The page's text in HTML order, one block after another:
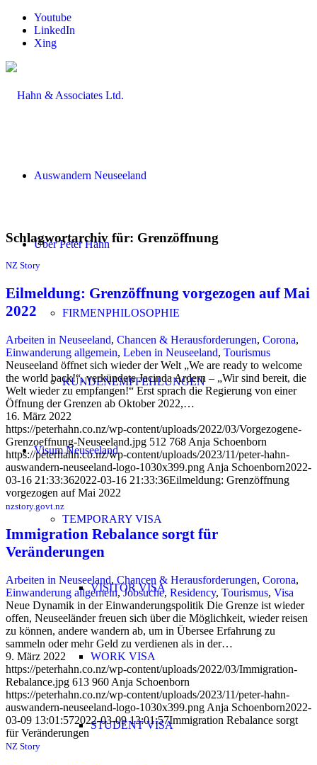
Youtube
LinkedIn
Xing
Auswandern Neuseeland
Über Peter Hahn
FIRMENPHILOSOPHIE
KUNDENEMPFEHLUNGEN
Visum Neuseeland
TEMPORARY VISA
VISITOR VISA
WORK VISA
STUDENT VISA
Schlagwortarchiv für: Grenzöffnung
NZ Story
Eilmeldung: Grenzöffnung vorgezogen auf Mai
2022
Arbeiten in Neuseeland, Chancen & Herausforderungen, Corona,
Einwanderung allgemein, Leben in Neuseeland, Tourismus
Neuseeland öffnet sich wieder der Welt „We are ready to welcome
the world back!“, verkündete Jacinda Ardern – „Wir sind bereit, die
Welt wieder zu empfangen!“ Erst sprach die Regierung von einer
Öffnung der Grenzen ab Oktober 2022,…
16. März 2022
https://peterhahn.co.nz/wp-content/uploads/2022/03/Vorgezogene-
Grenzoeffnung-Neuseeland.jpg 512 768 Anja Schoenborn
https://peterhahn.co.nz/wp-content/uploads/2023/11/peter-hahn-
auswandern-neuseeland-logo-1030x399.png Anja Schoenborn2022-
03-16 21:33:362022-03-16 21:33:36Eilmeldung: Grenzöffnung
vorgezogen auf Mai 2022
nzstory.govt.nz
Immigration Rebalance sorgt für
Veränderungen
Arbeiten in Neuseeland, Chancen & Herausforderungen, Corona,
Einwanderung allgemein,Jobsuche, Residency, Tourismus, Visa
Neue Dynamik in der Einwanderungspolitik Die Grenze ist wieder
offen, Neuseeländer freuen sich über die Möglichkeit, wieder reisen
zu können, andere wandern ab, um in Übersee Erfahrung zu
sammeln oder mehr Geld zu verdienen als in der…
9. März 2022
https://peterhahn.co.nz/wp-content/uploads/2022/03/Immigration-
Rebalance.jpg 613 960 Anja Schoenborn
https://peterhahn.co.nz/wp-content/uploads/2023/11/peter-hahn-
auswandern-neuseeland-logo-1030x399.png Anja Schoenborn2022-
03-09 13:01:572022-03-09 13:01:57Immigration Rebalance sorgt
für Veränderungen
NZ Story